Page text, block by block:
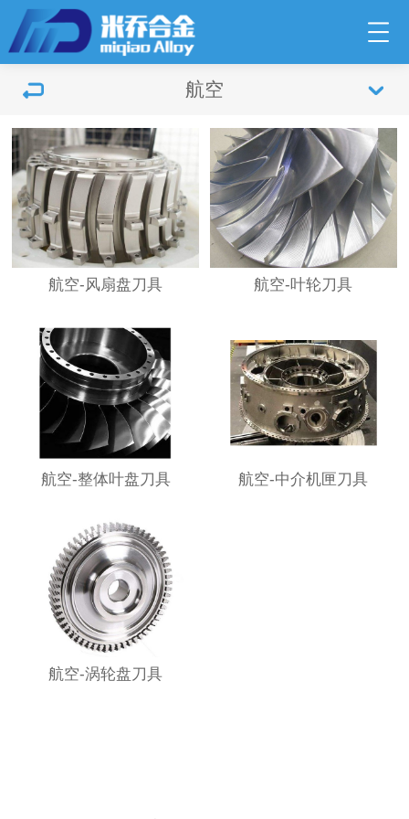
航空
航空-风扇盘刀具 航空-叶轮刀具
航空-整体叶盘刀具 航空-中介机匣刀具
航空-涡轮盘刀具